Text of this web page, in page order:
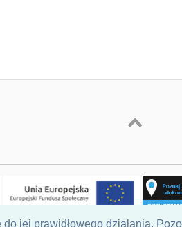
jej prawidłowego działania.